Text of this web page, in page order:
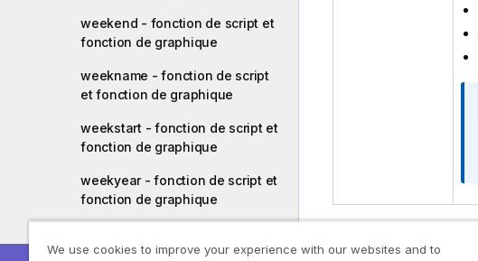
weekend - fonction de script et
fonction de graphique
weekname - fonction de script
et fonction de graphique
weekstart - fonction de script et
fonction de graphique
weekyear - fonction de script et
fonction de graphique
fonction de graphique
We use cookies to improve your experience with our websites and to